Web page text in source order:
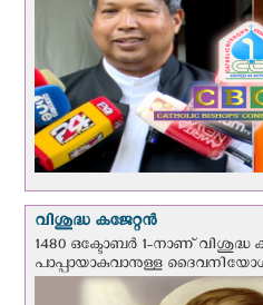
വിശുദ്ധ കജേറ്റന്‍
1480 ഒക്ടോബര്‍ 1-നാണ് വിശുദ്ധ
പാപ്പായാകുവാനുള്ള